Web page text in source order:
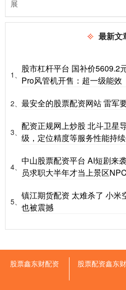
展
最新文
1、
股市杠杆平台 国补价5609.2
Pro风管机开售：超一级能效
2、 最安全的股票配资网站 雷军
3、
配资正规网上炒股 北斗卫星
级，定位精度等服务性能持
4、
中山股票配资平台 AI短剧来
员求职大半年才当上景区NPC
5、
镇江期货配资 太难杀了 小米
也被震撼
股票鑫东财配资 股票配资鑫东